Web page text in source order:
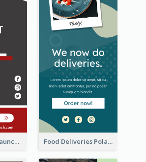
New Product Launch Promotion Wide Skyscraper Banner Food Deliveries Polaroid Photos Wide Skyscraper Banner